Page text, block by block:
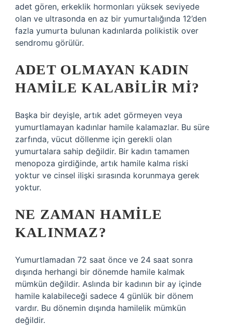
adet gören, erkeklik hormonları yüksek seviyede
olan ve ultrasonda en az bir yumurtalığında 12’den
fazla yumurta bulunan kadınlarda polikistik over
sendromu görülür.
ADET OLMAYAN KADIN
HAMILE KALABILIR MI?
Başka bir deyişle, artık adet görmeyen veya
yumurtlamayan kadınlar hamile kalamazlar. Bu süre
zarfında, vücut döllenme için gerekli olan
yumurtalara sahip değildir. Bir kadın tamamen
menopoza girdiğinde, artık hamile kalma riski
yoktur ve cinsel ilişki sırasında korunmaya gerek
yoktur.
NE ZAMAN HAMILE
KALINMAZ?
Yumurtlamadan 72 saat önce ve 24 saat sonra
dışında herhangi bir dönemde hamile kalmak
mümkün değildir. Aslında bir kadının bir ay içinde
hamile kalabileceği sadece 4 günlük bir dönem
vardır. Bu dönemin dışında hamilelik mümkün
değildir.